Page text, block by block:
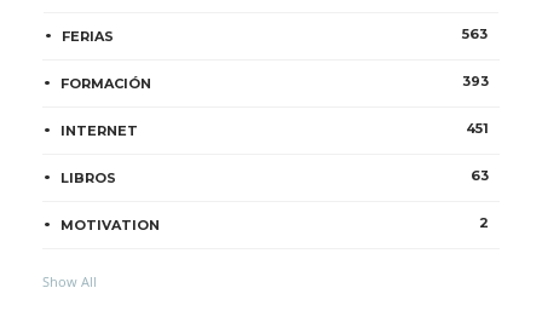
FERIAS 563
FORMACIÓN 393
INTERNET 451
LIBROS 63
MOTIVATION 2
Show All